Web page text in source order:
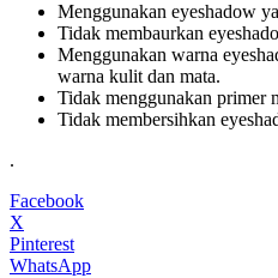
Menggunakan eyeshadow
Tidak membaurkan
Menggunakan warna
warna kulit dan mata.
Tidak menggunakan primer
Tidak membersihkan
.
Facebook
X
Pinterest
WhatsApp